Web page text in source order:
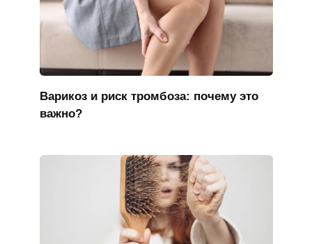
Варикоз и риск тромбоза: почему это
важно?